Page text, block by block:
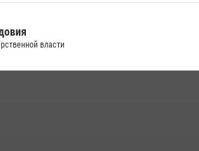
футбольных мероприятиях: от
Суперкубка России
власти